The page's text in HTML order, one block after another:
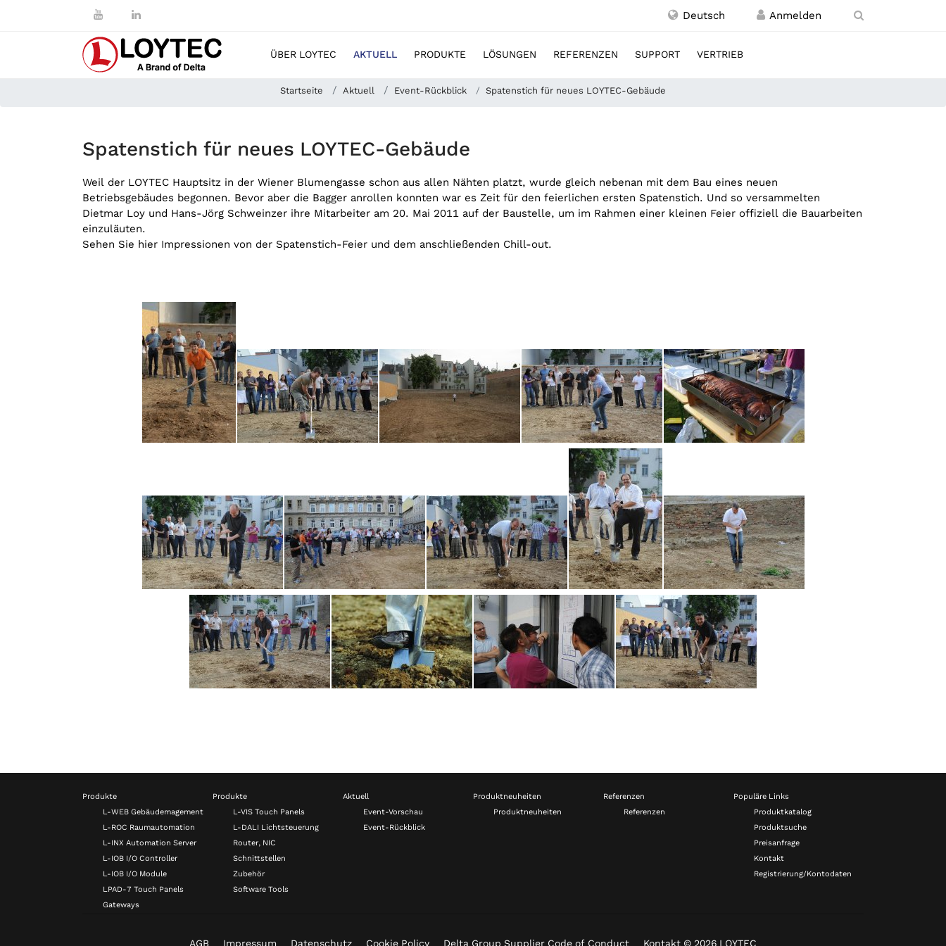
Deutsch
ÜBER LOYTEC AKTUELL PRODUKTE LÖSUNGEN REFERENZEN SUPPORT VERTRIEB
Startseite Aktuell Event-Rückblick Spatenstich für neues LOYTEC-Gebäude
Spatenstich für neues LOYTEC-Gebäude
Weil der LOYTEC Hauptsitz in der Wiener Blumengasse schon aus allen Nähten platzt, wurde gleich nebenan mit dem Bau eines neuen
Betriebsgebäudes begonnen. Bevor aber die Bagger anrollen konnten war es Zeit für den feierlichen ersten Spatenstich. Und so versammelten
Dietmar Loy und Hans-Jörg Schweinzer ihre Mitarbeiter am 20. Mai 2011 auf der Baustelle, um im Rahmen einer kleinen Feier offiziell die Bauarbeiten
einzuläuten.
Sehen Sie hier Impressionen von der Spatenstich-Feier und dem anschließenden Chill-out.
Produkte
L-WEB Gebäudemagement
L-ROC Raumautomation
L-INX Automation Server
L-IOB I/O Controller
L-IOB I/O Module
LPAD-7 Touch Panels
Gateways
Produkte
L-VIS Touch Panels
L-DALI Lichtsteuerung
Router, NIC
Schnittstellen
Zubehör
Software Tools
Aktuell
Event-Vorschau
Event-Rückblick
Produktneuheiten
Produktneuheiten
Referenzen
Referenzen
Populäre Links
Produktkatalog
Produktsuche
Preisanfrage
Kontakt
Registrierung/Kontodaten
AGB Impressum Datenschutz Cookie Policy Delta Group Supplier Code of Conduct Kontakt © 2026 LOYTEC